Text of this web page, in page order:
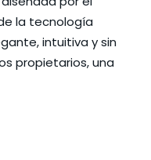
la tecnología
intuitiva y sin
propietarios, una